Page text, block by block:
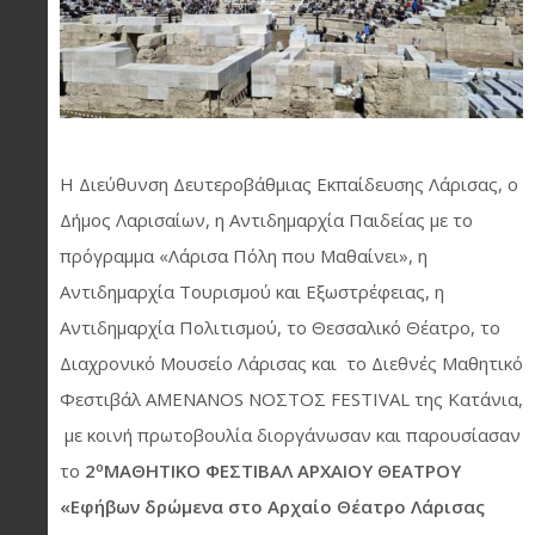
Η Διεύθυνση Δευτεροβάθμιας Εκπαίδευσης Λάρισας, ο
Δήμος Λαρισαίων, η Αντιδημαρχία Παιδείας με το
πρόγραμμα «Λάρισα Πόλη που Μαθαίνει», η
Αντιδημαρχία Τουρισμού και Εξωστρέφειας, η
Αντιδημαρχία Πολιτισμού, το Θεσσαλικό Θέατρο, το
Διαχρονικό Μουσείο Λάρισας και το Διεθνές Μαθητικό
Φεστιβάλ AMENANOS ΝΟΣΤΟΣ FESTIVAL της Κατάνια,
με κοινή πρωτοβουλία διοργάνωσαν και παρουσίασαν
το 2οΜΑΘΗΤΙΚΟ ΦΕΣΤΙΒΑΛ ΑΡΧΑΙΟΥ ΘΕΑΤΡΟΥ
«Εφήβων δρώμενα στο Αρχαίο Θέατρο Λάρισας